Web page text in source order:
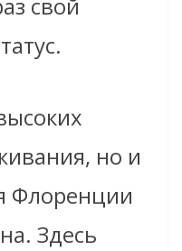
свой
но и
Флоренции
Здесь